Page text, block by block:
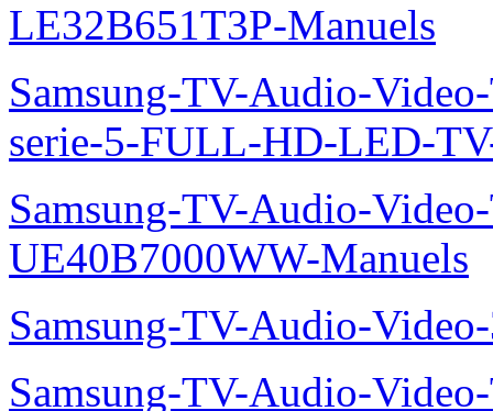
LE32B651T3P-Manuels
Samsung-TV-Audio-
serie-5-FULL-HD-LED-
Samsung-TV-Audio-
UE40B7000WW-Manuels
Samsung-TV-Audio-
Samsung-TV-Audio-